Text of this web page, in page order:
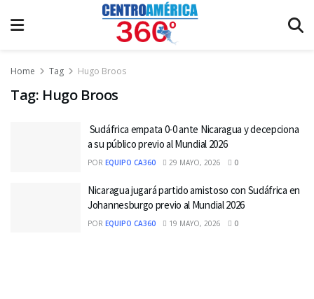
Home Tag Hugo Broos
Tag: Hugo Broos
Sudáfrica empata 0-0 ante Nicaragua y decepciona
a su público previo al Mundial 2026
POR EQUIPO CA360 29 MAYO, 2026 0
Nicaragua jugará partido amistoso con Sudáfrica en
Johannesburgo previo al Mundial 2026
POR EQUIPO CA360 19 MAYO, 2026 0